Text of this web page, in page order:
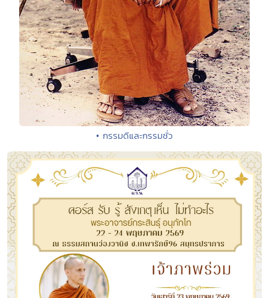
• กรรมดีและกรรมชั่ว